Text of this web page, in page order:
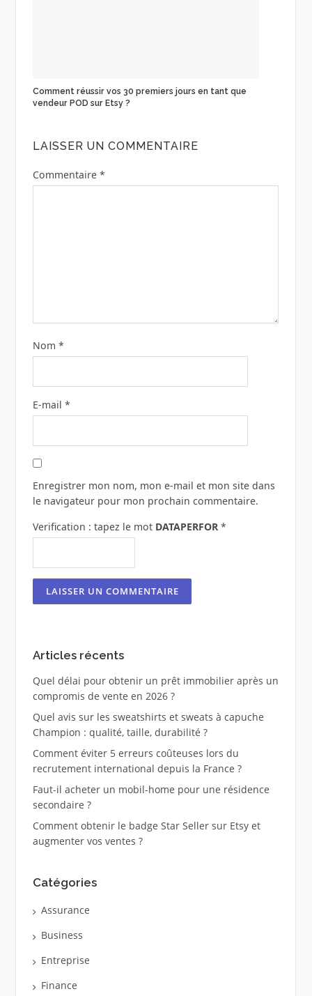
Comment réussir vos 30 premiers jours en tant que
vendeur POD sur Etsy ?
LAISSER UN COMMENTAIRE
Commentaire *
Nom *
E-mail *
Enregistrer mon nom, mon e-mail et mon site dans
le navigateur pour mon prochain commentaire.
Verification : tapez le mot DATAPERFOR *
Articles récents
Quel délai pour obtenir un prêt immobilier après un
compromis de vente en 2026 ?
Quel avis sur les sweatshirts et sweats à capuche
Champion : qualité, taille, durabilité ?
Comment éviter 5 erreurs coûteuses lors du
recrutement international depuis la France ?
Faut-il acheter un mobil-home pour une résidence
secondaire ?
Comment obtenir le badge Star Seller sur Etsy et
augmenter vos ventes ?
Catégories
Assurance
Business
Entreprise
Finance